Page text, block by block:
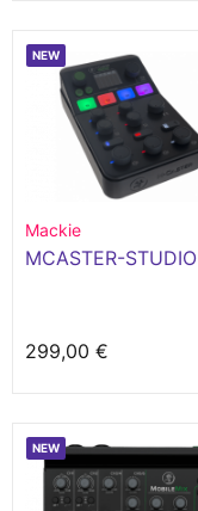
NEW
Mackie
MCASTER-STUDIO
299,00 €
NEW